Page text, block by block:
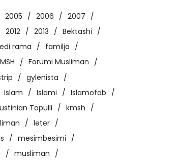
2005 2006
2007
2012 2013
Bektashi
edi rama
familja
Forumi Musliman
gylenista
Islam Islami
Islamofob
Topulli
kmsh
leter
mesimbesimi
musliman